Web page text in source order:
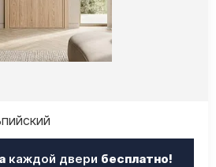
каждой двери бесплатно!